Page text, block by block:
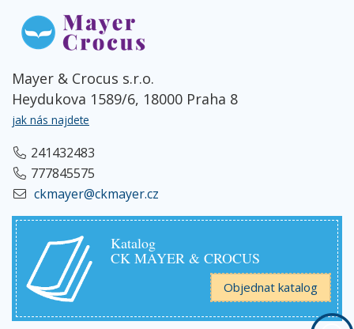
Mayer & Crocus s.r.o.
Heydukova 1589/6, 18000 Praha 8
jak nás najdete
241432483
777845575
ckmayer@ckmayer.cz
Katalog
CK MAYER & CROCUS
Objednat katalog